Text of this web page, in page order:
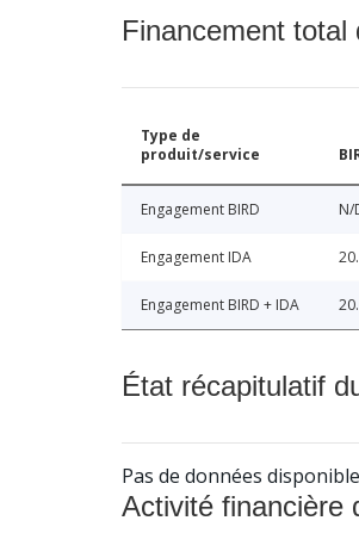
Financement total
Type de
produit/service
Engagement BIRD N/
Engagement IDA
Engagement BIRD + IDA
État récapitulatif
Pas de données
Activité financière